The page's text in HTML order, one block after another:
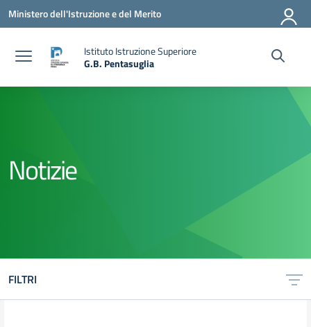
Vai ai contenuti
Vai al menu di navigazione
Vai al footer
Ministero dell'Istruzione e del Merito
Istituto Istruzione Superiore
G.B. Pentasuglia
— Visita la pagina iniziale della scuola
Notizie
FILTRI